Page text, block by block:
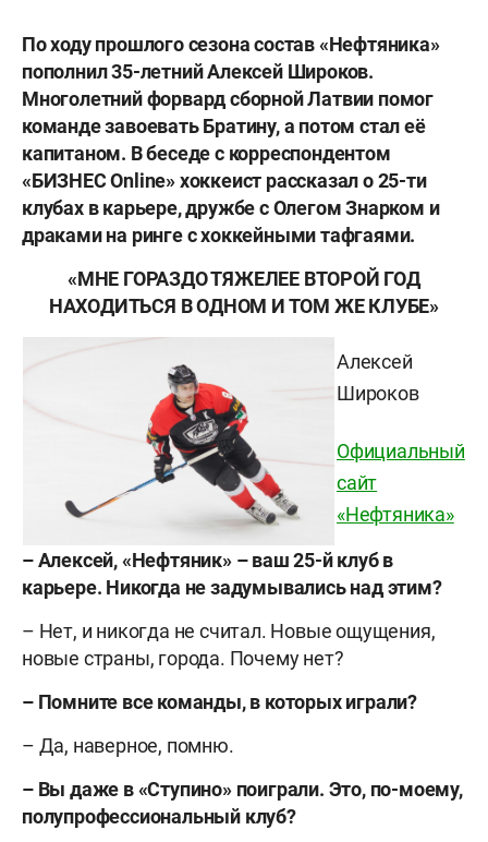
По ходу прошлого сезона состав «Нефтяника»
пополнил 35-летний Алексей Широков.
Многолетний форвард сборной Латвии помог
команде завоевать Братину, а потом стал её
капитаном. В беседе с корреспондентом
«БИЗНЕСOnline» хоккеист рассказало 25-ти
клубах в карьере, дружбе с Олегом Знарком и
драками на ринге с хоккейными тафгаями.
«МНЕ ГОРАЗДО ТЯЖЕЛЕЕ ВТОРОЙ ГОД
НАХОДИТЬСЯ В ОДНОМ И ТОМ ЖЕ КЛУБЕ»
Алексей
Широков
Официальный
сайт
«Нефтяника»
– Алексей, «Нефтяник» – ваш 25-й клуб в
карьере. Никогда не задумывались над этим?
– Нет, и никогда не считал. Новые ощущения,
новые страны, города. Почему нет?
– Помните все команды, в которых играли?
– Да, наверное, помню.
– Вы даже в «Ступино» поиграли. Это, по-моему,
полупрофессиональный клуб?